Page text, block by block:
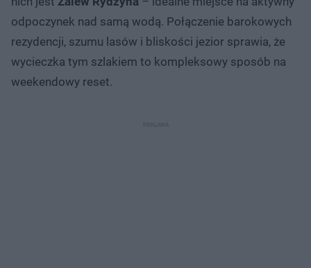
odpoczynek nad samą wodą. Połączenie barokowych
rezydencji, szumu lasów i bliskości jezior sprawia, że
wycieczka tym szlakiem to kompleksowy sposób na
weekendowy reset.